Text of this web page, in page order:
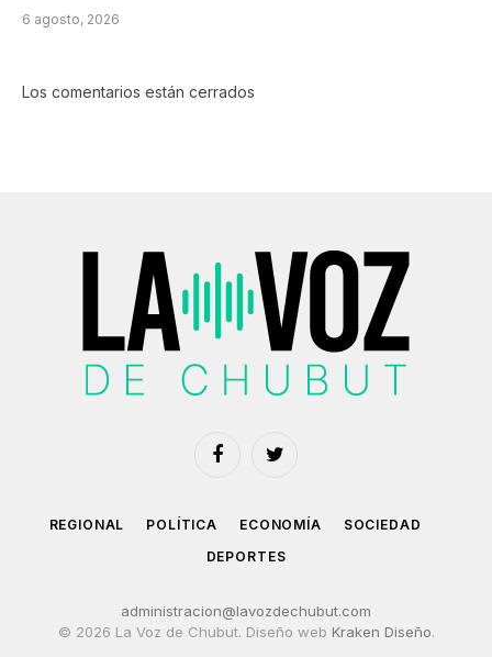
6 agosto, 2026
Los comentarios están cerrados
FacebookTwitter
REGIONAL POLÍTICA ECONOMÍA
SOCIEDAD
DEPORTES
administracion@lavozdechubut.com
© 2026 La Voz de Chubut. Diseño web Kraken Diseño.